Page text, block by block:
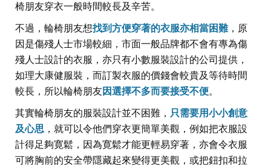
椅朋友穿衣一般時間較長及辛苦。
不過，輪椅朋友想找到方便穿著的衣服亦相當困難，原
因是傷殘人士市場較細，市面一般品牌都不會有專為傷
殘人士設計的衣服，亦只有小數服裝設計的公司提供，
如理大康健服裝，而訂製衣服的價錢會較貴及等待時間
較長，所以輪椅朋友因選擇不多而要接受不便。
其實輪椅朋友的服裝設計並不困難， 只需要用小小創意
及心思 ，就可以令他們穿衣更簡單美觀，例如把衣服設
計得足夠寛鬆，因為寛鬆才能更輕易穿著，亦會令衣服
可將胸前的安全帶隱藏起來變得更美觀，或把鈕扣和拉